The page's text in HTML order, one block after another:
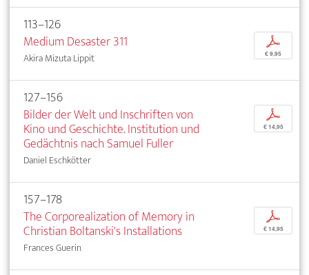
113–126
Medium Desaster 311
Akira Mizuta Lippit
p
€ 9,95
127–156
Bilder der Welt und Inschriften von
Kino und Geschichte. Institution und
Gedächtnis nach Samuel Fuller
Daniel Eschkötter
p
€ 14,95
157–178
The Corporealization of Memory in
Christian Boltanski's Installations
Frances Guerin
p
€ 14,95